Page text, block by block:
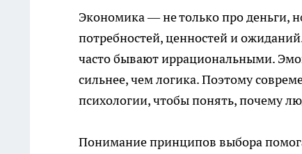
Экономика — не только про деньги,
потребностей, ценностей и
часто бывают иррациональными.
сильнее, чем логика. Поэтому
психологии, чтобы понять, почему
Понимание принципов выбора